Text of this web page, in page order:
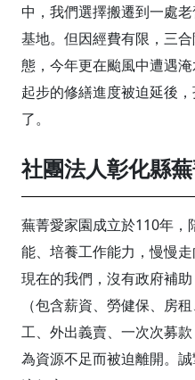
中，我們選擇搬遷到一處
基地。但因經費有限，三
態，今年更在颱風中遭遇
起步的修繕進度被迫延後
了。
社團法人彰化縣
蕪菁愛家園成立於110年，
能、培養工作能力，慢慢走
現在的我們，沒有政府補
（包含薪資、勞健保、房
工、外出義賣、一次次募
為資源不足而被迫離開。